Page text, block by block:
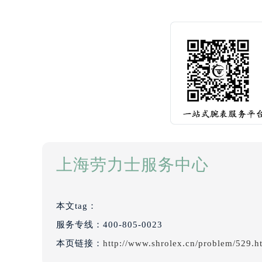
上海劳力士服务中心
本文tag：
服务专线： 400-805-0023
本页链接： http://www.shrolex.cn/problem/